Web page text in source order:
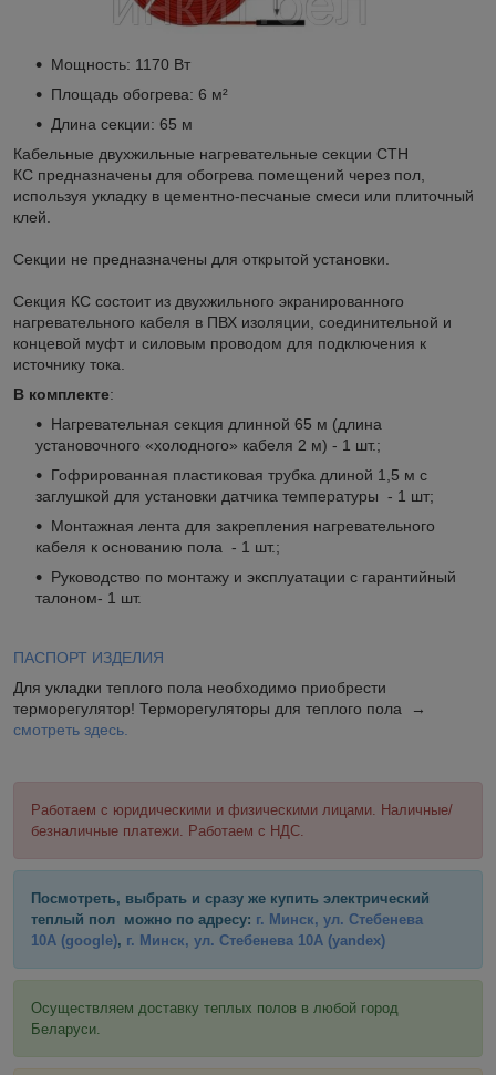
Мощность: 1170 Вт
Площадь обогрева: 6 м²
Длина секции: 65 м
Кабельные двухжильные нагревательные секции СТН
КС предназначены для обогрева помещений через пол,
используя укладку в цементно-песчаные смеси или плиточный
клей.
Секции не предназначены для открытой установки.
Секция КС состоит из двухжильного экранированного
нагревательного кабеля в ПВХ изоляции, соединительной и
концевой муфт и силовым проводом для подключения к
источнику тока.
В комплекте:
Нагревательная секция длинной 65 м (длина
установочного «холодного» кабеля 2 м) - 1 шт.;
Гофрированная пластиковая трубка длиной 1,5 м с
заглушкой для установки датчика температуры - 1 шт;
Монтажная лента для закрепления нагревательного
кабеля к основанию пола - 1 шт.;
Руководство по монтажу и эксплуатации с гарантийный
талоном- 1 шт.
ПАСПОРТ ИЗДЕЛИЯ
Для укладки теплого пола необходимо приобрести
терморегулятор! Терморегуляторы для теплого пола →
смотреть здесь.
Работаем с юридическими и физическими лицами. Наличные/
безналичные платежи. Работаем с НДС.
Посмотреть, выбрать и сразу же купить электрический
теплый пол можно по адресу: г. Минск, ул. Стебенева
10А (google), г. Минск, ул. Стебенева 10А (yandex)
Осуществляем доставку теплых полов в любой город
Беларуси.